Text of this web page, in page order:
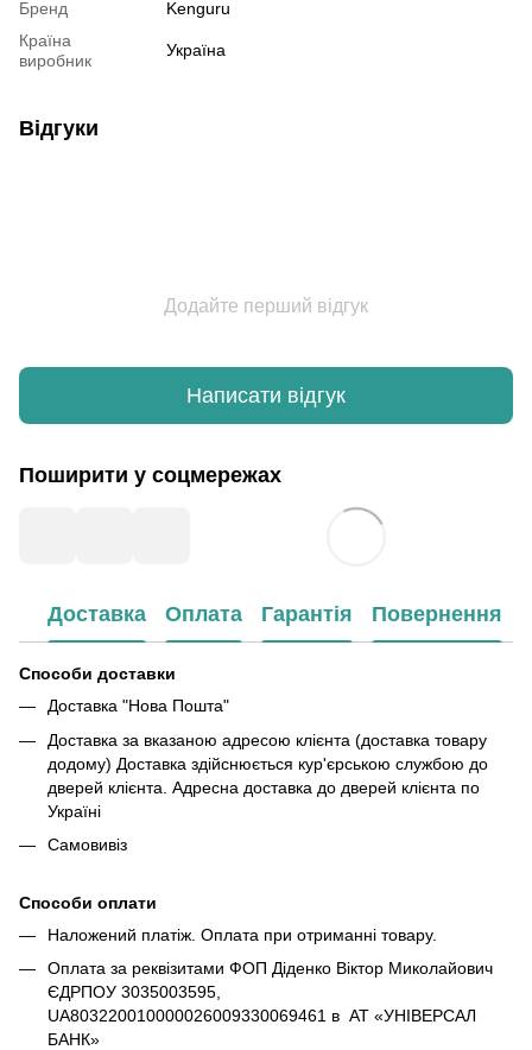
Бренд
Kenguru
Країна
виробник
Україна
Відгуки
Додайте перший відгук
Написати відгук
Поширити у соцмережах
Доставка Оплата Гарантія Повернення
Способи доставки
Доставка "Нова Пошта"
Доставка за вказаною адресою клієнта (доставка товару
додому) Доставка здійснюється кур'єрською службою до
дверей клієнта. Адресна доставка до дверей клієнта по
Україні
Самовивіз
Способи оплати
Наложений платіж. Оплата при отриманні товару.
Оплата за реквізитами ФОП Діденко Віктор Миколайович
ЄДРПОУ 3035003595,
UA803220010000026009330069461 в АТ «УНІВЕРСАЛ
БАНК»